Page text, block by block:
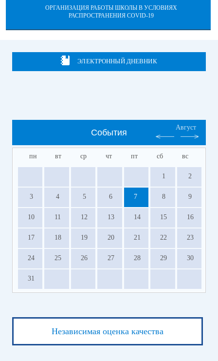
ОРГАНИЗАЦИЯ РАБОТЫ ШКОЛЫ В УСЛОВИЯХ
РАСПРОСТРАНЕНИЯ COVID-19
ЭЛЕКТРОННЫЙ ДНЕВНИК
События
Август
пн вт ср чт пт сб вс
1 2
3 4 5 6 7 8 9
10 11 12 13 14 15 16
17 18 19 20 21 22 23
24 25 26 27 28 29 30
31
Независимая оценка качества